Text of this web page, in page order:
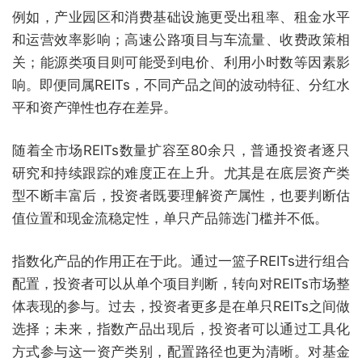
例如，产业园区和消费基础设施更受出租率、租金水平
和运营效率影响；高速公路项目与车流量、收费政策相
关；能源类项目则可能受到电价、利用小时数等因素影
响。即便同属REITs，不同产品之间的波动特征、分红水
平和资产弹性也存在差异。
随着全市场REITs数量扩容至80余只，普通投资者逐只
研究和持续跟踪的难度正在上升。尤其是在底层资产类
型不断丰富后，投资者既要理解资产属性，也要判断估
值位置和现金流稳定性，单只产品筛选门槛并不低。
指数化产品的作用正在于此。通过一篮子REITs进行组合
配置，投资者可以从单个项目判断，转向对REITs市场整
体表现的参与。过去，投资者更多是在单只REITs之间做
选择；未来，指数产品出现后，投资者可以通过工具化
方式参与这一资产类别，配置路径也更为清晰。对基金